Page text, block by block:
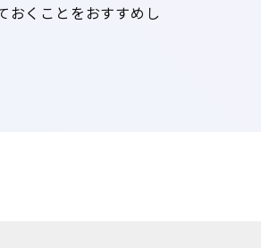
おくことをおすすめし